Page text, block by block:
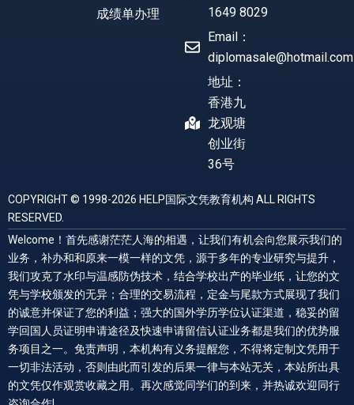
成绩单办理
1649 8029
Email：
diplomasale@hotmail.com
地址：
香港九
龙观塘
创业街
36号
COPYRIGHT © 1998-2026 HELP国际文凭教育机构 ALL RIGHTS
RESERVED.
Welcome！首先感谢茫茫人海的相遇，让我们有机会向您展示我们的
业务，补办和和原来一模一样的文凭，源于多年的专业研究与提升，
我们攻克了水印与温感防伪技术，结合学校出产的毕业纸，让您的文
凭与学校颁发的无异；合理的交易流程，定金与尾款方式展现了我们
的诚意并保证了您的利益；强大的国外学历学位认证渠道，稳妥的留
学回国人员证明申请途径及快速申请留信认证业务都是我们的优势服
务项目之一。免责声明，本机构有义务提醒您，不得将定制文凭用于
一切非法活动，否则由此而引发的后果一律与本站无关，本站所出具
的文凭仅作观赏收藏之用。再次感觉同学们的到来，并热诚欢迎同行